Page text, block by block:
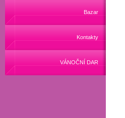
Bazar
Kontakty
VÁNOČNÍ DAR